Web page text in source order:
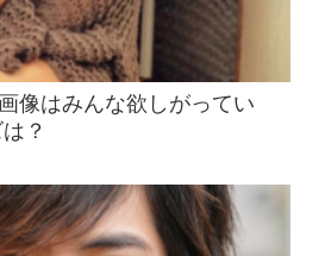
像はみんな欲しがってい
？